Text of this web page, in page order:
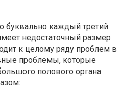
буквально каждый третий
недостаточный размер
к целому ряду проблем в
проблемы, которые
полового органа